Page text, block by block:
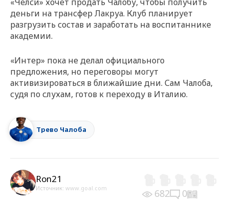
деньги на трансфер Лакруа. Клуб планирует
разгрузить состав и заработать на воспитаннике
академии.
«Интер» пока не делал официального
предложения, но переговоры могут
активизироваться в ближайшие дни. Сам Чалоба,
судя по слухам, готов к переходу в Италию.
Трево Чалоба
Ron21
Источник: www.goal.com 682 0